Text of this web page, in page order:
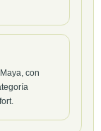
con